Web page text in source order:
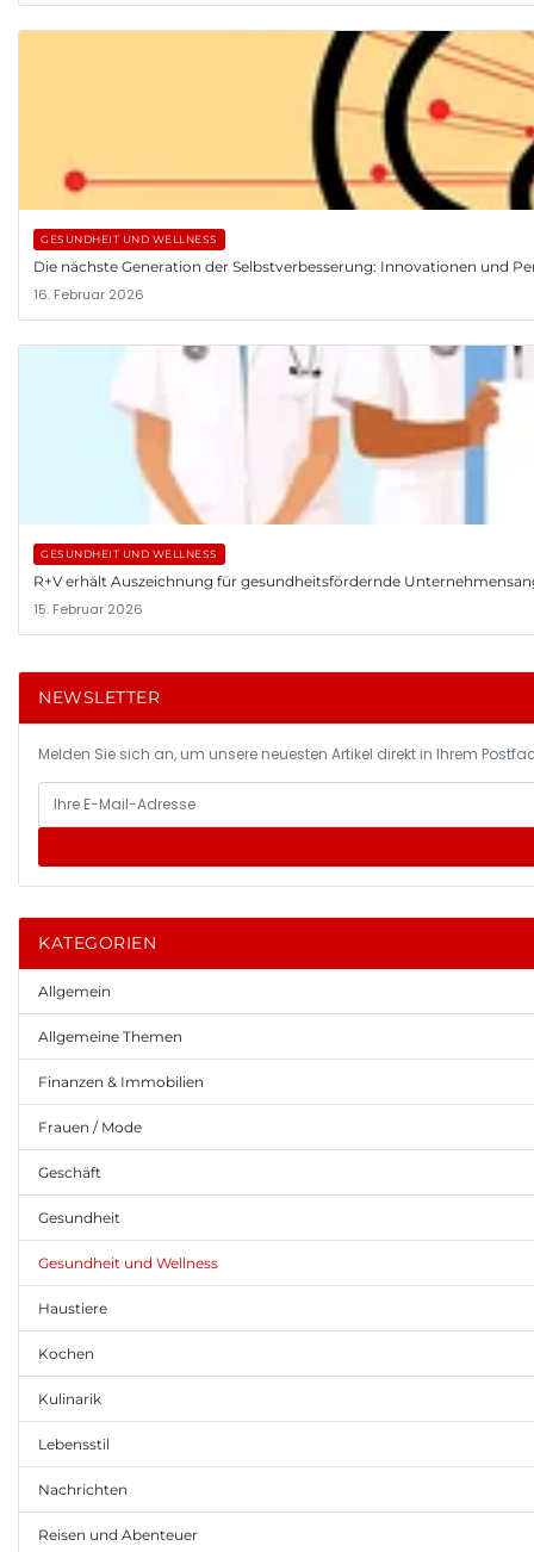
GESUNDHEIT UND WELLNESS
Die nächste Generation der Selbstverbesserung: Innovationen und
16. Februar 2026
GESUNDHEIT UND WELLNESS
R+V erhält Auszeichnung für gesundheitsfördernde
15. Februar 2026
NEWSLETTER
Melden Sie sich an, um unsere neuesten Artikel direkt in Ihrem
KATEGORIEN
Allgemein
Allgemeine Themen
Finanzen & Immobilien
Frauen / Mode
Geschäft
Gesundheit
Gesundheit und Wellness
Haustiere
Kochen
Kulinarik
Lebensstil
Nachrichten
Reisen und Abenteuer